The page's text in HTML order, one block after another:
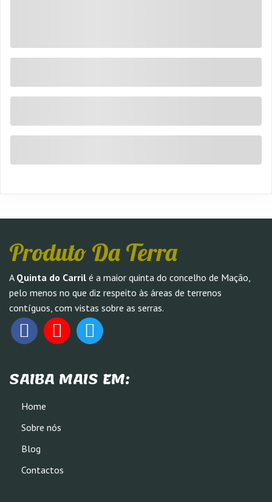
Produto Da Terra
A Quinta do Carril é a maior quinta do concelho de Mação,
pelo menos no que diz respeito às áreas de terrenos
contíguos, com vistas sobre as serras.
SAIBA MAIS EM:
Home
Sobre nós
Blog
Contactos